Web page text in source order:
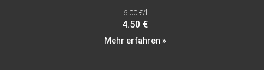
6.00 €/l
4.50 €
Mehr erfahren »